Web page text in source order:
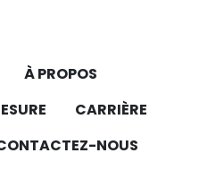
À PROPOS
CARRIÈRE
NOUS